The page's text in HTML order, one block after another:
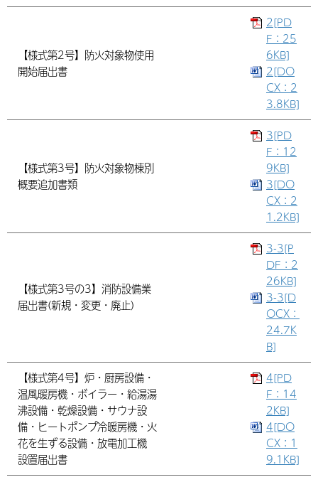
【様式第2号】防火対象物使用
開始届出書
2[PD
F：25
6KB]
2[DO
CX：2
3.8KB]
【様式第3号】防火対象物棟別
概要追加書類
3[PD
F：12
9KB]
3[DO
CX：2
1.2KB]
【様式第3号の3】消防設備業
届出書(新規・変更・廃止)
3-3[P
DF：2
26KB]
3-3[D
OCX：
24.7K
B]
【様式第4号】炉・厨房設備・
温風暖房機・ボイラー・給湯湯
沸設備・乾燥設備・サウナ設
備・ヒートポンプ冷暖房機・火
花を生ずる設備・放電加工機
設置届出書
4[PD
F：14
2KB]
4[DO
CX：1
9.1KB]